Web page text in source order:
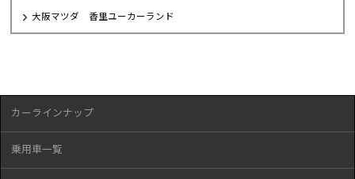
大阪マツダ 香里ユーカーランド
カーラインナップ
乗用車一覧